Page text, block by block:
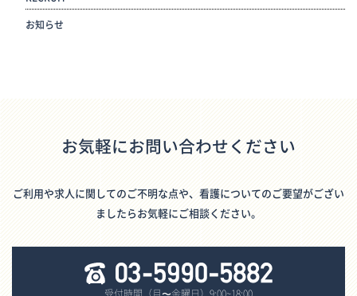
お知らせ
お気軽にお問い合わせください
ご利用や求人に関してのご不明な点や、看護についてのご要望がござい
ましたらお気軽にご相談ください。